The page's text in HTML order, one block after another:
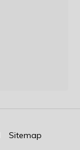
Sitemap